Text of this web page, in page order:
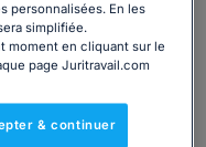
?
personnalisées. En les
simplifiée.
moment en cliquant sur le
page Juritravail.com
& continuer